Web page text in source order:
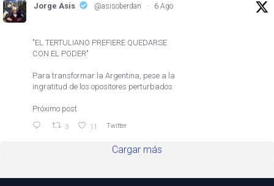
Jorge Asis @asisoberdan · 6 Ago
"EL TERTULIANO PREFIERE QUEDARSE
CON EL PODER"
Para transformar la Argentina, pese a la
ingratitud de los opositores perturbados
Próximo post
3 11 Twitter
Cargar más